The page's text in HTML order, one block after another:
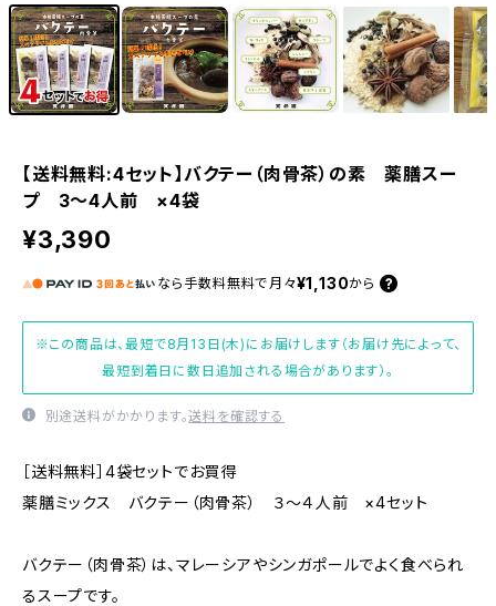
【送料無料:4セット】バクテー（肉骨茶）の素 薬膳スー
プ 3〜4人前 ×4袋
¥3,390
なら 手数料無料で 月々¥1,130から
※この商品は、最短で8月13日(木)にお届けします（お届け先によって、
最短到着日に数日追加される場合があります）。
別途送料がかかります。送料を確認する
［送料無料］4袋セットでお買得
薬膳ミックス バクテー（肉骨茶） ３～４人前 ×4セット
バクテー（肉骨茶）は、マレーシアやシンガポールでよく食べられ
るスープです。